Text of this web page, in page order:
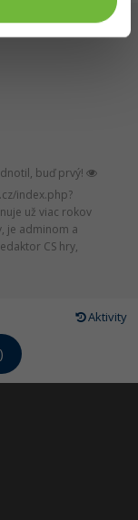
buď prvý!
index.php?
už viac rokov
je adminom a
CS hry,
Aktivity